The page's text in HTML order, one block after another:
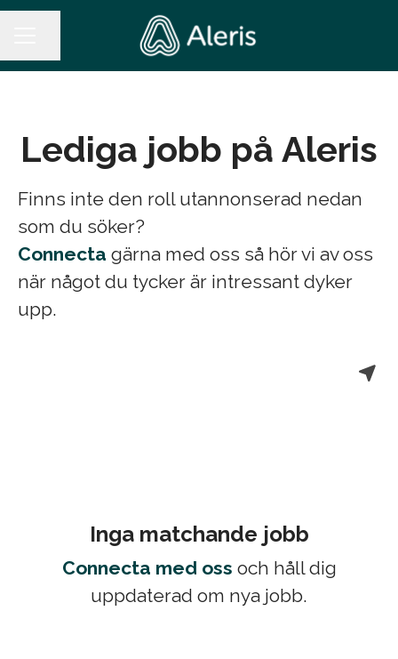
Lediga jobb på Aleris
Finns inte den roll utannonserad nedan
som du söker?
Connecta gärna med oss så hör vi av oss
när något du tycker är intressant dyker
upp.
Inga matchande jobb
Connecta med oss och håll dig
uppdaterad om nya jobb.